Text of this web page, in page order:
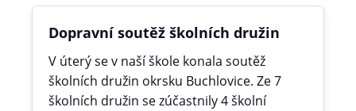
Dopravní soutěž školních družin
V úterý se v naší škole konala soutěž
školních družin okrsku Buchlovice. Ze 7
školních družin se zúčastnily 4 školní